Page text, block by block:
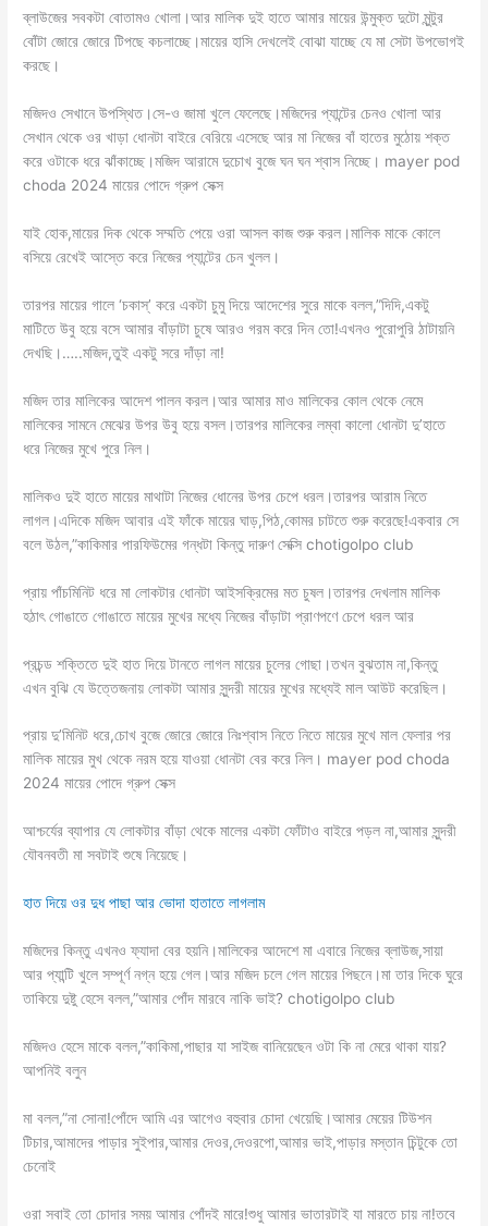
ব্লাউজের সবকটা বোতামও খোলা।আর মালিক দুই হাতে আমার মায়ের উন্মুক্ত দুটো মুন্টুর
বোঁটা জোরে জোরে টিপছে কচলাচ্ছে।মায়ের হাসি দেখলেই বোঝা যাচ্ছে যে মা সেটা উপভোগই
করছে।
মজিদও সেখানে উপস্থিত।সে-ও জামা খুলে ফেলেছে।মজিদের প্যান্টের চেনও খোলা আর
সেখান থেকে ওর খাড়া ধোনটা বাইরে বেরিয়ে এসেছে আর মা নিজের বাঁ হাতের মুঠোয় শক্ত
করে ওটাকে ধরে ঝাঁকাচ্ছে।মজিদ আরামে দুচোখ বুজে ঘন ঘন শ্বাস নিচ্ছে। mayer pod
choda 2024 মায়ের পোদে গ্রুপ সেক্স
যাই হোক,মায়ের দিক থেকে সম্মতি পেয়ে ওরা আসল কাজ শুরু করল।মালিক মাকে কোলে
বসিয়ে রেখেই আস্তে করে নিজের প্যান্টের চেন খুলল।
তারপর মায়ের গালে ‘চকাস্’ করে একটা চুমু দিয়ে আদেশের সুরে মাকে বলল,”দিদি,একটু
মাটিতে উবু হয়ে বসে আমার বাঁড়াটা চুষে আরও গরম করে দিন তো!এখনও পুরোপুরি ঠাটায়নি
দেখছি।…..মজিদ,তুই একটু সরে দাঁড়া না!
মজিদ তার মালিকের আদেশ পালন করল।আর আমার মাও মালিকের কোল থেকে নেমে
মালিকের সামনে মেঝের উপর উবু হয়ে বসল।তারপর মালিকের লম্বা কালো ধোনটা দু’হাতে
ধরে নিজের মুখে পুরে নিল।
মালিকও দুই হাতে মায়ের মাথাটা নিজের ধোনের উপর চেপে ধরল।তারপর আরাম নিতে
লাগল।এদিকে মজিদ আবার এই ফাঁকে মায়ের ঘাড়,পিঠ,কোমর চাটতে শুরু করেছে!একবার সে
বলে উঠল,”কাকিমার পারফিউমের গন্ধটা কিন্তু দারুণ সেক্সি chotigolpo club
প্রায় পাঁচমিনিট ধরে মা লোকটার ধোনটা আইসক্রিমের মত চুষল।তারপর দেখলাম মালিক
হঠাৎ গোঙাতে গোঙাতে মায়ের মুখের মধ্যে নিজের বাঁড়াটা প্রাণপণে চেপে ধরল আর
প্রচন্ড শক্তিতে দুই হাত দিয়ে টানতে লাগল মায়ের চুলের গোছা।তখন বুঝতাম না,কিন্তু
এখন বুঝি যে উত্তেজনায় লোকটা আমার সুন্দরী মায়ের মুখের মধ্যেই মাল আউট করেছিল।
প্রায় দু’মিনিট ধরে,চোখ বুজে জোরে জোরে নিঃশ্বাস নিতে নিতে মায়ের মুখে মাল ফেলার পর
মালিক মায়ের মুখ থেকে নরম হয়ে যাওয়া ধোনটা বের করে নিল। mayer pod choda
2024 মায়ের পোদে গ্রুপ সেক্স
আশ্চর্যের ব্যাপার যে লোকটার বাঁড়া থেকে মালের একটা ফোঁটাও বাইরে পড়ল না,আমার সুন্দরী
যৌবনবতী মা সবটাই শুষে নিয়েছে।
হাত দিয়ে ওর দুধ পাছা আর ভোদা হাতাতে লাগলাম
মজিদের কিন্তু এখনও ফ্যাদা বের হয়নি।মালিকের আদেশে মা এবারে নিজের ব্লাউজ,সায়া
আর প্যান্টি খুলে সম্পূর্ণ নগ্ন হয়ে গেল।আর মজিদ চলে গেল মায়ের পিছনে।মা তার দিকে ঘুরে
তাকিয়ে দুষ্টু হেসে বলল,”আমার পোঁদ মারবে নাকি ভাই? chotigolpo club
মজিদও হেসে মাকে বলল,”কাকিমা,পাছার যা সাইজ বানিয়েছেন ওটা কি না মেরে থাকা যায়?
আপনিই বলুন
মা বলল,”না সোনা!পোঁদে আমি এর আগেও বহুবার চোদা খেয়েছি।আমার মেয়ের টিউশন
টিচার,আমাদের পাড়ার সুইপার,আমার দেওর,দেওরপো,আমার ভাই,পাড়ার মস্তান চিন্টুকে তো
চেনোই
ওরা সবাই তো চোদার সময় আমার পোঁদই মারে!শুধু আমার ভাতারটাই যা মারতে চায় না!তবে